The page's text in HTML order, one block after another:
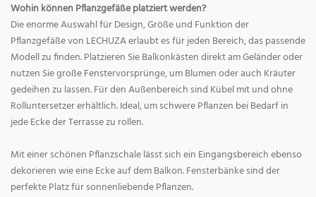
Wohin können Pflanzgefäße platziert werden?
Die enorme Auswahl für Design, Größe und Funktion der
Pflanzgefäße von LECHUZA erlaubt es für jeden Bereich, das passende
Modell zu finden. Platzieren Sie Balkonkästen direkt am Geländer oder
nutzen Sie große Fenstervorsprünge, um Blumen oder auch Kräuter
gedeihen zu lassen. Für den Außenbereich sind Kübel mit und ohne
Rolluntersetzer erhältlich. Ideal, um schwere Pflanzen bei Bedarf in
jede Ecke der Terrasse zu rollen.
Mit einer schönen Pflanzschale lässt sich ein Eingangsbereich ebenso
dekorieren wie eine Ecke auf dem Balkon. Fensterbänke sind der
perfekte Platz für sonnenliebende Pflanzen.